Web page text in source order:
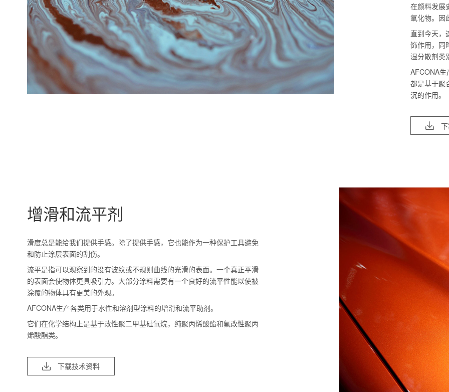
在颜料发展
氧化物。因
直到今天，
饰作用，同
湿分散剂类
AFCONA
都是基于聚
沉的作用。
增滑和流平剂
滑度总是能给我们提供手感。除了提供手感，它也能作为一种保护工具避免
和防止涂层表面的刮伤。
流平是指可以观察到的没有波纹或不规则曲线的光滑的表面。一个真正平滑
的表面会使物体更具吸引力。大部分涂料需要有一个良好的流平性能以使被
涂覆的物体具有更美的外观。
AFCONA生产各类用于水性和溶剂型涂料的增滑和流平助剂。
它们在化学结构上是基于改性聚二甲基硅氧烷，纯聚丙烯酸酯和氟改性聚丙
烯酸酯类。
下载技术资料